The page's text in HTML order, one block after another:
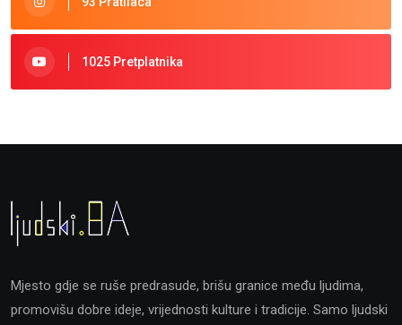
1025 Pretplatnika
Mjesto gdje se ruše predrasude, brišu granice među ljudima,
promovišu dobre ideje, vrijednosti kulture i tradicije. Samo ljudski